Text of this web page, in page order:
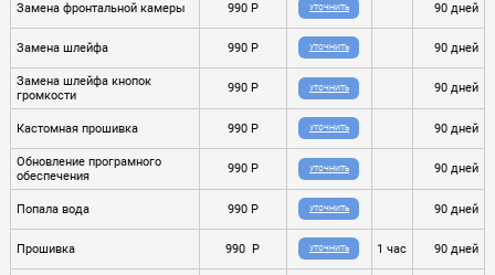
Замена фронтальной камеры 990 P УТОЧНИТЬ 90 дней
Замена шлейфа 990 P УТОЧНИТЬ 90 дней
Замена шлейфа кнопок
громкости
990 P УТОЧНИТЬ 90 дней
Кастомная прошивка 990 P УТОЧНИТЬ 90 дней
Обновление програмного
обеспечения
990 P УТОЧНИТЬ 90 дней
Попала вода 990 P УТОЧНИТЬ 90 дней
Прошивка 990 P УТОЧНИТЬ 1 час 90 дней